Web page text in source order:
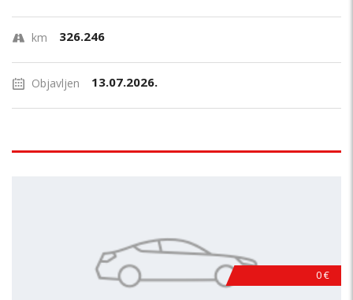
km 326.246
Objavljen 13.07.2026.
0 €